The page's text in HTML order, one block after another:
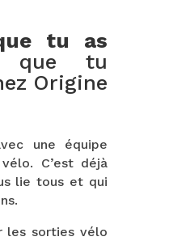
tu as
que tu
Origine
une équipe
C’est déjà
lie tous et qui
les sorties vélo